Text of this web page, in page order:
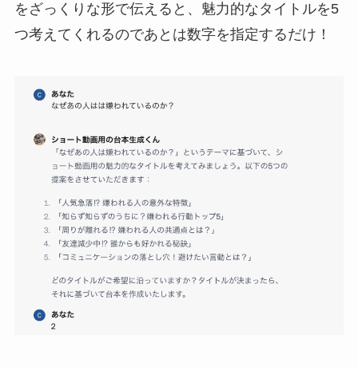
をざっくりな形で伝えると、魅力的なタイトルを5
つ考えてくれるのであとは数字を指定するだけ！